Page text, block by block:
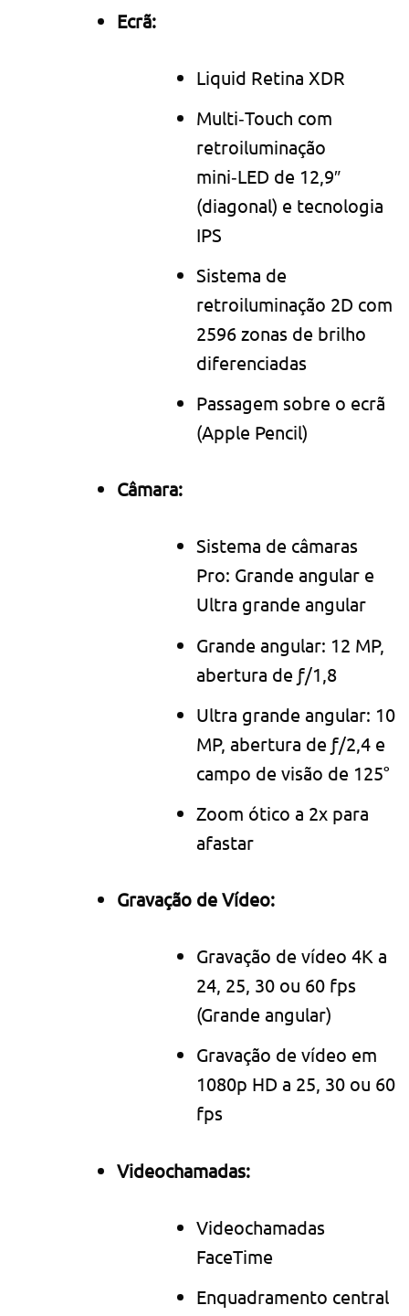
Ecrã:
Liquid Retina XDR
Multi‑Touch com
retroiluminação
mini‑LED de 12,9″
(diagonal) e tecnologia
IPS
Sistema de
retroiluminação 2D com
2596 zonas de brilho
diferenciadas
Passagem sobre o ecrã
(Apple Pencil)
Câmara:
Sistema de câmaras
Pro: Grande angular e
Ultra grande angular
Grande angular: 12 MP,
abertura de ƒ/1,8
Ultra grande angular: 10
MP, abertura de ƒ/2,4 e
campo de visão de 125°
Zoom ótico a 2x para
afastar
Gravação de Vídeo:
Gravação de vídeo 4K a
24, 25, 30 ou 60 fps
(Grande angular)
Gravação de vídeo em
1080p HD a 25, 30 ou 60
fps
Video­chamadas:
Video­chamadas
FaceTime
Enquadramento central